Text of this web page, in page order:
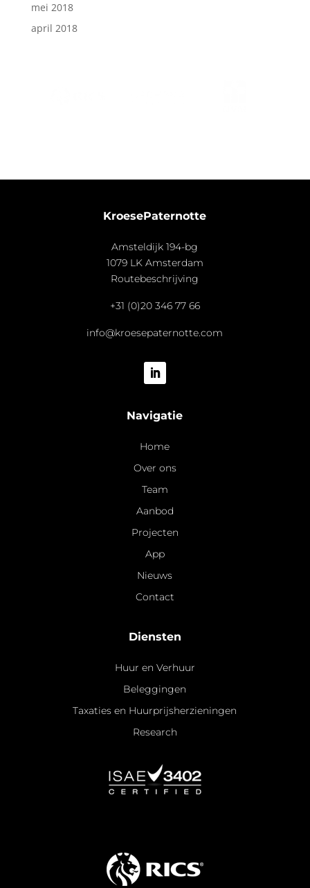
mei 2018
april 2018
KroesePaternotte
Amsteldijk 194-bg
1079 LK Amsterdam
Routebeschrijving
+31 (0)20 346 77 66
info@kroesepaternotte.com
Navigatie
Home
Over ons
Team
Aanbod
Projecten
App
Nieuws
Contact
Diensten
Huur en Verhuur
Beleggingen
Taxaties en Huurprijsherzieningen
Research